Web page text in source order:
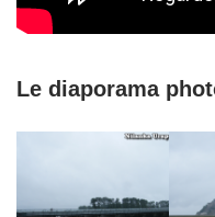
Le diaporama